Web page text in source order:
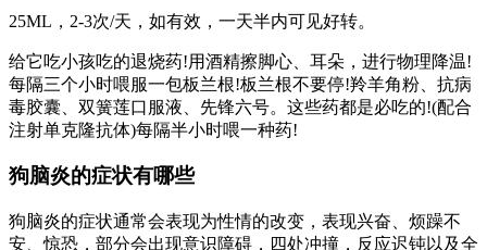
25ML，2-3次/天，如有效，一天半内可见好转。
给它吃小孩吃的退烧药!用酒精擦脚心、耳朵，进行物理降温!
每隔三个小时喂服一包板兰根!板兰根不要停!羚羊角粉、抗病
毒胶囊、双簧莲口服液、先锋六号。这些药都是必吃的!(配合
注射单克隆抗体)每隔半小时喂一种药!
狗脑炎的症状有哪些
狗脑炎的症状通常会表现为性情的改变，表现兴奋、烦躁不
安、惊恐，部分会出现意识障碍，四处冲撞，反应迟钝以及全